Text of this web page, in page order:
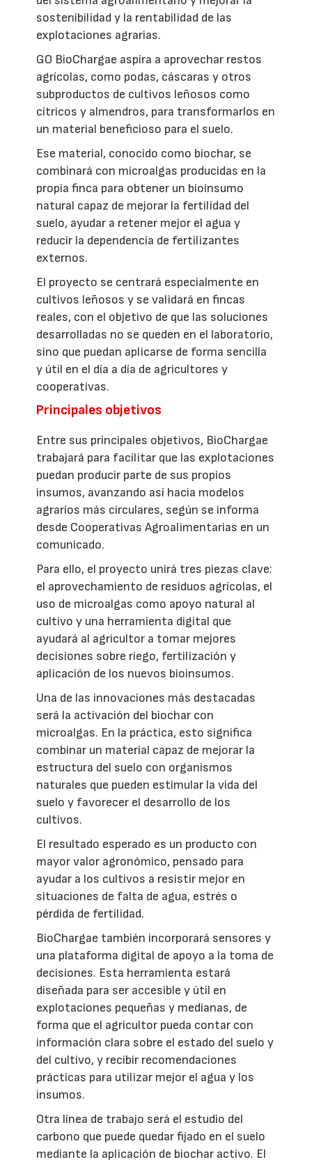
sostenibilidad y la rentabilidad de las
explotaciones agrarias.
GO BioChargae aspira a aprovechar restos
agrícolas, como podas, cáscaras y otros
subproductos de cultivos leñosos como
cítricos y almendros, para transformarlos en
un material beneficioso para el suelo.
Ese material, conocido como biochar, se
combinará con microalgas producidas en la
propia finca para obtener un bioinsumo
natural capaz de mejorar la fertilidad del
suelo, ayudar a retener mejor el agua y
reducir la dependencia de fertilizantes
externos.
El proyecto se centrará especialmente en
cultivos leñosos y se validará en fincas
reales, con el objetivo de que las soluciones
desarrolladas no se queden en el laboratorio,
sino que puedan aplicarse de forma sencilla
y útil en el día a día de agricultores y
cooperativas.
Principales objetivos
Entre sus principales objetivos, BioChargae
trabajará para facilitar que las explotaciones
puedan producir parte de sus propios
insumos, avanzando así hacia modelos
agrarios más circulares, según se informa
desde Cooperativas Agroalimentarias en un
comunicado.
Para ello, el proyecto unirá tres piezas clave:
el aprovechamiento de residuos agrícolas, el
uso de microalgas como apoyo natural al
cultivo y una herramienta digital que
ayudará al agricultor a tomar mejores
decisiones sobre riego, fertilización y
aplicación de los nuevos bioinsumos.
Una de las innovaciones más destacadas
será la activación del biochar con
microalgas. En la práctica, esto significa
combinar un material capaz de mejorar la
estructura del suelo con organismos
naturales que pueden estimular la vida del
suelo y favorecer el desarrollo de los
cultivos.
El resultado esperado es un producto con
mayor valor agronómico, pensado para
ayudar a los cultivos a resistir mejor en
situaciones de falta de agua, estrés o
pérdida de fertilidad.
BioChargae también incorporará sensores y
una plataforma digital de apoyo a la toma de
decisiones. Esta herramienta estará
diseñada para ser accesible y útil en
explotaciones pequeñas y medianas, de
forma que el agricultor pueda contar con
información clara sobre el estado del suelo y
del cultivo, y recibir recomendaciones
prácticas para utilizar mejor el agua y los
insumos.
Otra línea de trabajo será el estudio del
carbono que puede quedar fijado en el suelo
mediante la aplicación de biochar activo. El